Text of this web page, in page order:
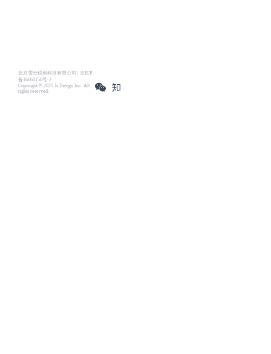
北京雪云锐创科技有限公司 | 京ICP
备16060150号-2
Copyright © 2021 Js.Design Inc. All
rights reserved.